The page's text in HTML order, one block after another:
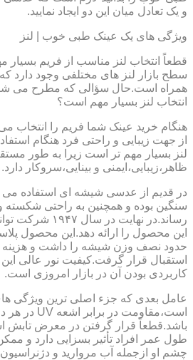
و یک تعادل میان این دو ایجاد نمایید.
ویژگی های یک عینک طبی خوب | لنز
قطعاً انتخاب لنز مناسب از فریم بسیار
سطح بازار لنز های مختلفی وجود دارد که
همراه است.حال سؤالی که مطرح می
انتخاب لنز بسیار مهم است؟
هنگام خرید عینک شما فریم را انتخاب
از جهت زیبایی و راحتی فرد هنگام
لنز بسیار مهم تر است زیرا به طور
ظاهر،زیبایی،ایمنی و بینایی،سروکار دارد.
در قدیم از عدسی شیشه ای استفاده می
سنگین بوده و همچنین به راحتی
رساند.در نهایت
این محصول را ارائه دهد.این محصول
حدود نصف وزن شیشه را داشت و هزینه
استقبال قرار گرفت.کیفیت نور عالی
کاربردی بودن آن در بازار امروزی است.
عامل بعدی که جزء اصلی ترین ویژگی
طول عمر افراد تأثیر بسزایی دارد و
چشم او ازجمله آب مروارید و دژنراسیون